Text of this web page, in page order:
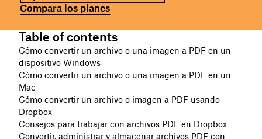
Compara los planes
Table of contents
Cómo convertir un archivo o una imagen a PDF en un
dispositivo Windows
Cómo convertir un archivo o una imagen a PDF en un
Mac
Cómo convertir un archivo o imagen a PDF usando
Dropbox
Consejos para trabajar con archivos PDF en Dropbox
Convertir, administrar y almacenar archivos PDF con